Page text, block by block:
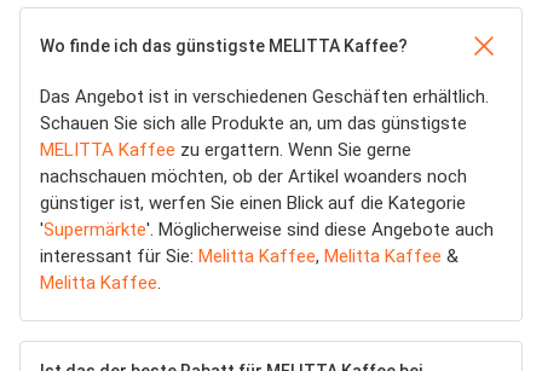
Wo finde ich das günstigste MELITTA Kaffee?
Das Angebot ist in verschiedenen Geschäften erhältlich.
Schauen Sie sich alle Produkte an, um das günstigste
MELITTA Kaffee zu ergattern. Wenn Sie gerne
nachschauen möchten, ob der Artikel woanders noch
günstiger ist, werfen Sie einen Blick auf die Kategorie
'Supermärkte'. Möglicherweise sind diese Angebote auch
interessant für Sie: Melitta Kaffee, Melitta Kaffee &
Melitta Kaffee.